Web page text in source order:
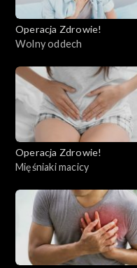
Operacja Zdrowie!
Wolny oddech
Operacja Zdrowie!
Mięśniaki macicy